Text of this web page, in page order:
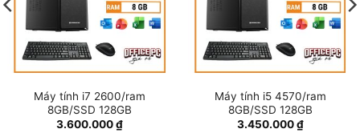
Máy tính i7 2600/ram
8GB/SSD 128GB
3.600.000₫
Máy tính i5 4570/ram
8GB/SSD 128GB
3.450.000₫